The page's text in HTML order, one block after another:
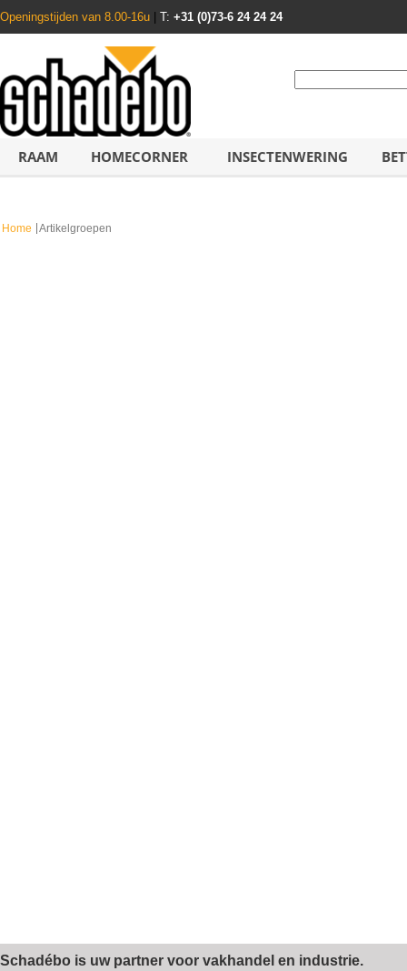
Openingstijden van 8.00-16u T: +31 (0)73-6 24 24 24
RAAM HOMECORNER INSECTENWERING
Home Artikelgroepen
Schadébo is uw partner voor vakhandel en industrie.